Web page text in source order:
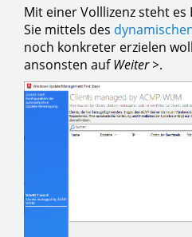
Mit einer Volllizenz steht
Sie mittels des
noch konkreter erzielen
ansonsten aufWeiter >.